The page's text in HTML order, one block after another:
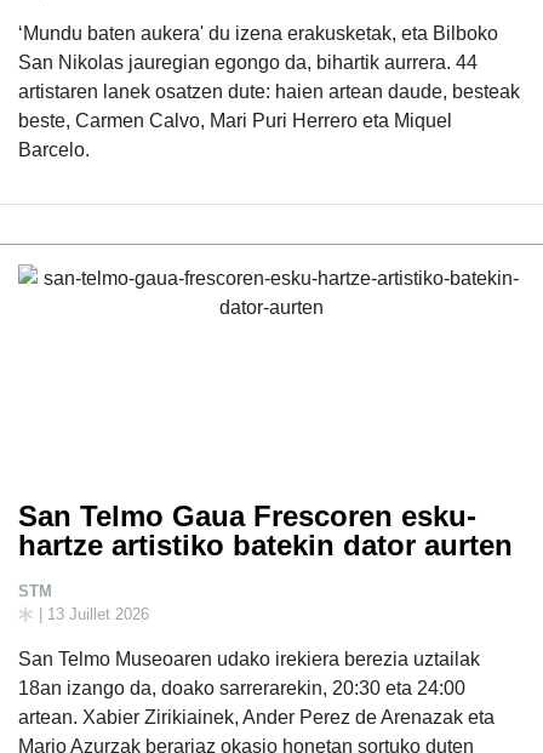
‘Mundu baten aukera' du izena erakusketak, eta Bilboko
San Nikolas jauregian egongo da, bihartik aurrera. 44
artistaren lanek osatzen dute: haien artean daude, besteak
beste, Carmen Calvo, Mari Puri Herrero eta Miquel
Barcelo.
San Telmo Gaua Frescoren esku-
hartze artistiko batekin dator aurten
STM
| 13 Juillet 2026
San Telmo Museoaren udako irekiera berezia uztailak
18an izango da, doako sarrerarekin, 20:30 eta 24:00
artean. Xabier Zirikiainek, Ander Perez de Arenazak eta
Mario Azurzak berariaz okasio honetan sortuko duten